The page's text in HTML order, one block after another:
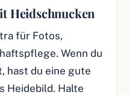
Heidschnucken
für Fotos,
Wenn du
hast du eine gute
Heidebild. Halte